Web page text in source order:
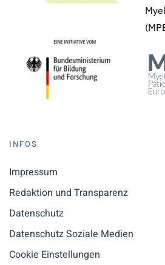
INFOS
Impressum
Redaktion und Transparenz
Datenschutz
Datenschutz Soziale Medien
Cookie Einstellungen